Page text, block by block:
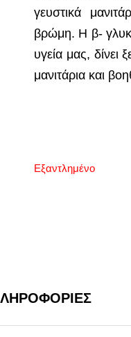
γευστικά
βρώμη. Η β-
υγεία μας,
μανιτάρια και
Εξαντλημένο